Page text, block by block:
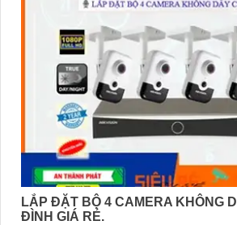
LẮP ĐẶT BỘ 4 CAMERA KHÔNG
ĐÌNH GIÁ RẺ.